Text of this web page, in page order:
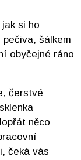
si ho
šálkem
obyčejné ráno
čerstvé
něco
čeká vás